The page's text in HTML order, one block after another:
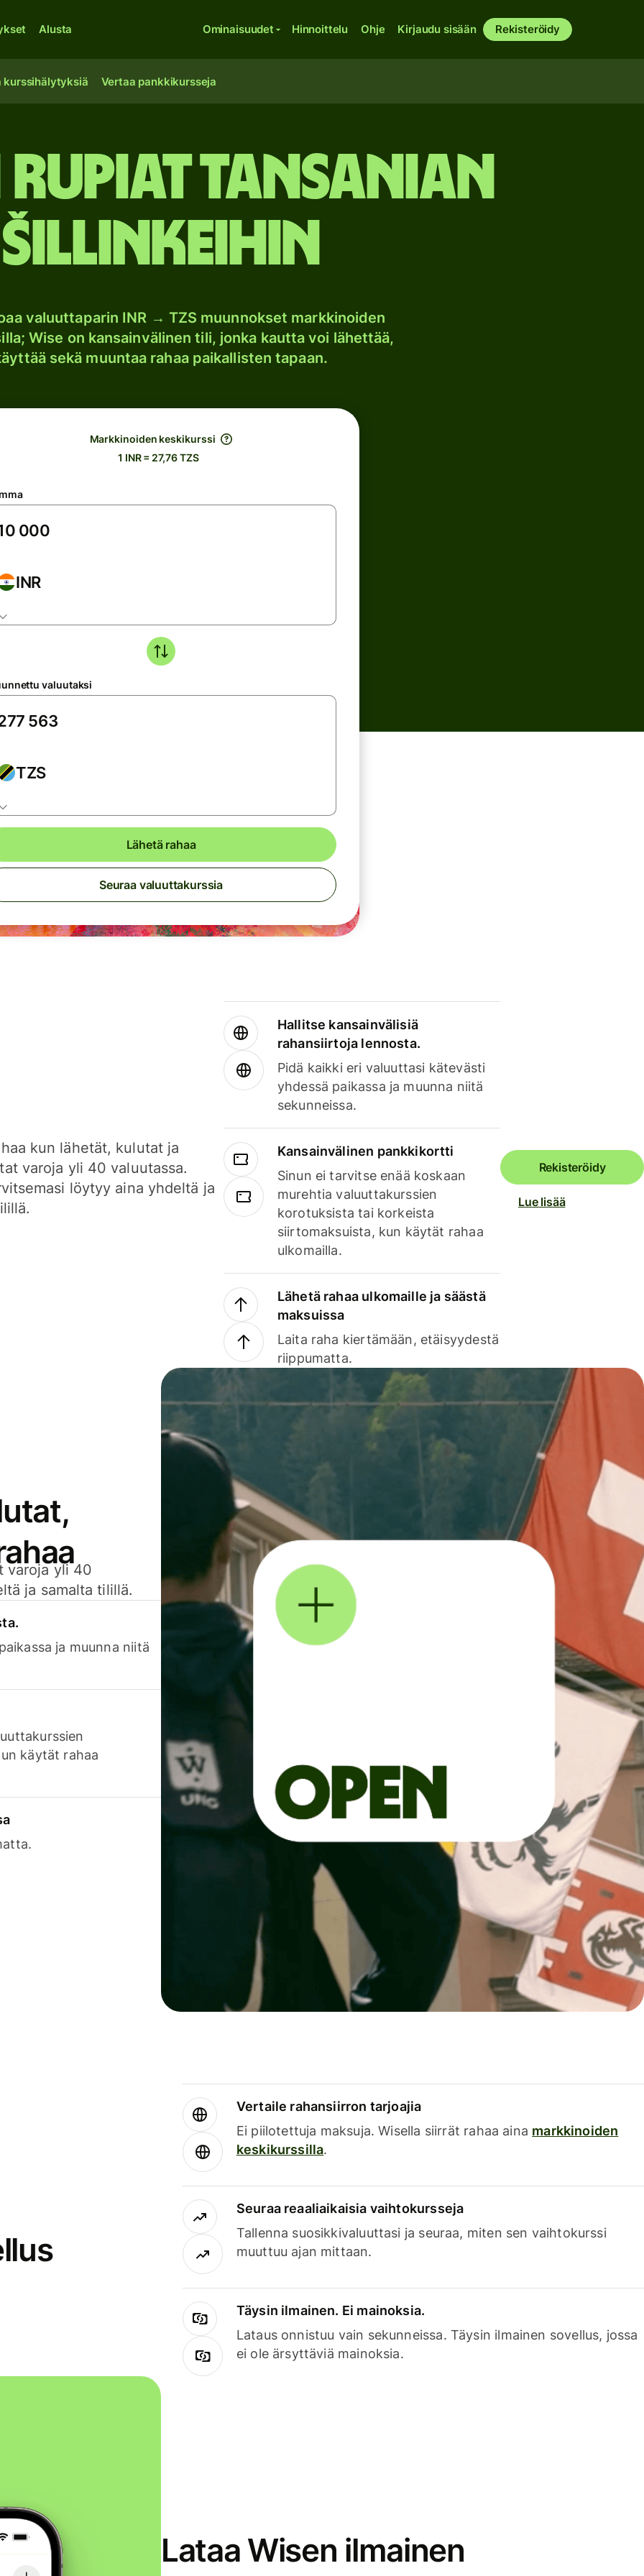
Alusta Ominaisuudet Hinnoittelu Ohje Kirjaudu sisään Rekisteröidy
kurssihälytyksiä Vertaa pankkikursseja
Tansanian
šillinkeihin
valuuttaparin INR → TZS muunnokset markkinoiden
Wise on kansainvälinen tili, jonka kautta voi lähettää,
sekä muuntaa rahaa paikallisten tapaan.
Markkinoiden keskikurssi
1 INR = 27,76 TZS
INR
valuutaksi
TZS
Lähetä rahaa
Seuraa valuuttakurssia
kun lähetät, kulutat ja
varoja yli 40 valuutassa.
löytyy aina yhdeltä ja
Hallitse kansainvälisiä
rahansiirtoja lennosta.
Pidä kaikki eri valuuttasi kätevästi
yhdessä paikassa ja muunna niitä
sekunneissa.
Kansainvälinen pankkikortti
Sinun ei tarvitse enää koskaan
murehtia valuuttakurssien
korotuksista tai korkeista
siirtomaksuista, kun käytät rahaa
ulkomailla.
Lähetä rahaa ulkomaille ja säästä
maksuissa
Laita raha kiertämään, etäisyydestä
riippumatta.
Rekisteröidy
Lue lisää
varoja yli 40
ja samalta tilillä.
ja muunna niitä
käytät rahaa
Vertaile rahansiirron tarjoajia
Ei piilotettuja maksuja. Wisella siirrät rahaa aina markkinoiden
keskikurssilla.
Seuraa reaaliaikaisia vaihtokursseja
Tallenna suosikkivaluuttasi ja seuraa, miten sen vaihtokurssi
muuttuu ajan mittaan.
Täysin ilmainen. Ei mainoksia.
Lataus onnistuu vain sekunneissa. Täysin ilmainen sovellus, jossa
ei ole ärsyttäviä mainoksia.
Lataa Wisen ilmainen